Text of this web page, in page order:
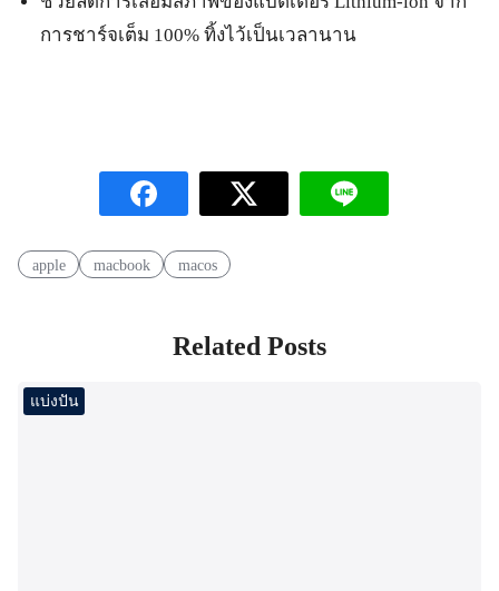
การชาร์จเต็ม 100% ทิ้งไว้เป็นเวลานาน
apple macbook macos
Related Posts
แบ่งปัน